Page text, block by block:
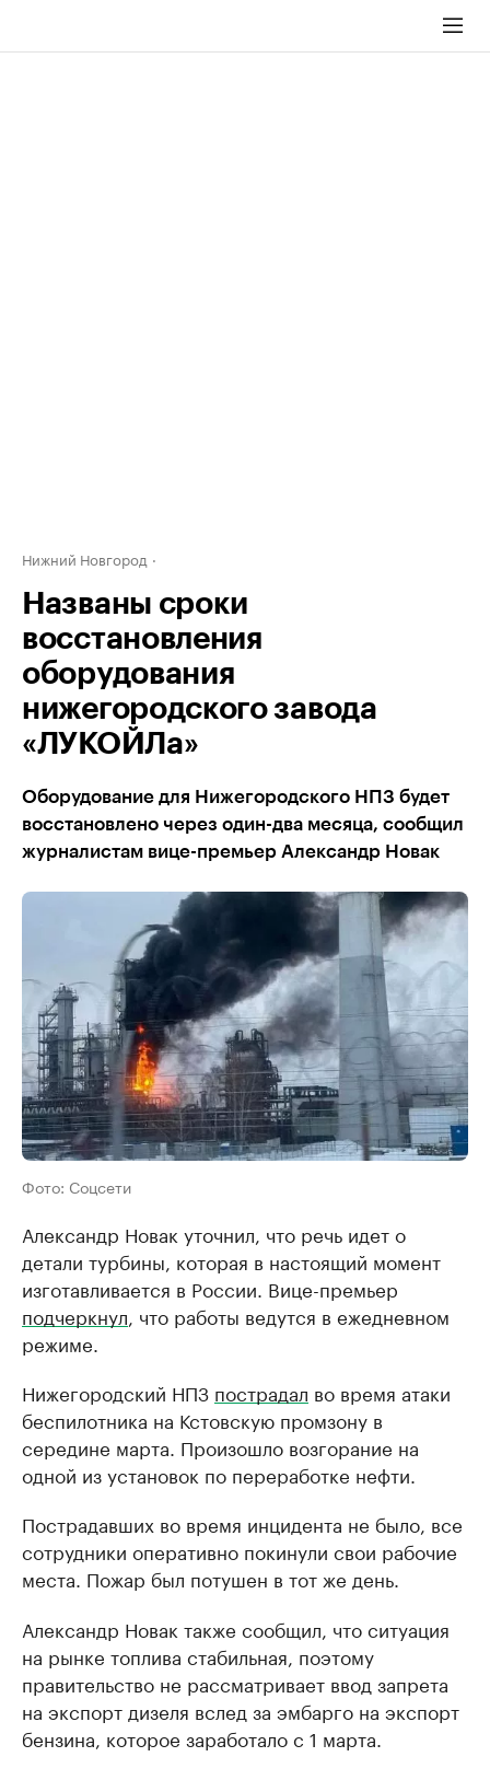
Нижний Новгород
Названы сроки
восстановления
оборудования
нижегородского завода
«ЛУКОЙЛа»
Оборудование для Нижегородского НПЗ будет
восстановлено через один-два месяца, сообщил
журналистам вице-премьер Александр Новак
Фото: Соцсети
Александр Новак уточнил, что речь идет о
детали турбины, которая в настоящий момент
изготавливается в России. Вице-премьер
подчеркнул , что работы ведутся в ежедневном
режиме.
Нижегородский НПЗ пострадал во время атаки
беспилотника на Кстовскую промзону в
середине марта. Произошло возгорание на
одной из установок по переработке нефти.
Пострадавших во время инцидента не было, все
сотрудники оперативно покинули свои рабочие
места. Пожар был потушен в тот же день.
Александр Новак также сообщил, что ситуация
на рынке топлива стабильная, поэтому
правительство не рассматривает ввод запрета
на экспорт дизеля вслед за эмбарго на экспорт
бензина, которое заработало с 1 марта.